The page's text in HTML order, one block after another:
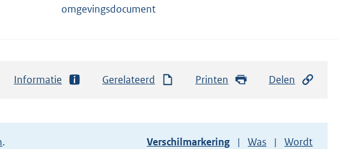
omgevingsdocument
Informatie Gerelateerd Printen Delen
Verschilmarkering Was Wordt